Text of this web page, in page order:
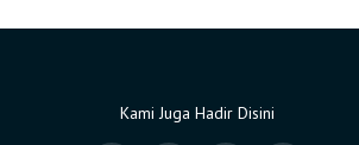
Kami Juga Hadir Disini